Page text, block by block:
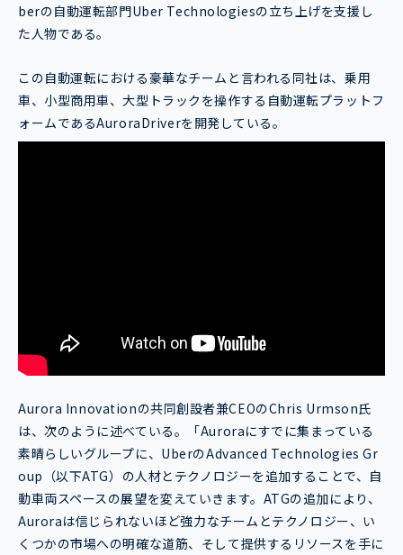
berの自動運転部門Uber Technologiesの立ち上げを支援し
た人物である。
この自動運転における豪華なチームと言われる同社は、乗用
車、小型商用車、大型トラックを操作する自動運転プラットフ
ォームであるAuroraDriverを開発している。
Aurora Innovationの共同創設者兼CEOのChris Urmson氏
は、次のように述べている。「Auroraにすでに集まっている
素晴らしいグループに、UberのAdvanced Technologies Gr
oup（以下ATG）の人材とテクノロジーを追加することで、自
動車両スペースの展望を変えていきます。ATGの追加により、
Auroraは信じられないほど強力なチームとテクノロジー、い
くつかの市場への明確な道筋、そして提供するリソースを手に